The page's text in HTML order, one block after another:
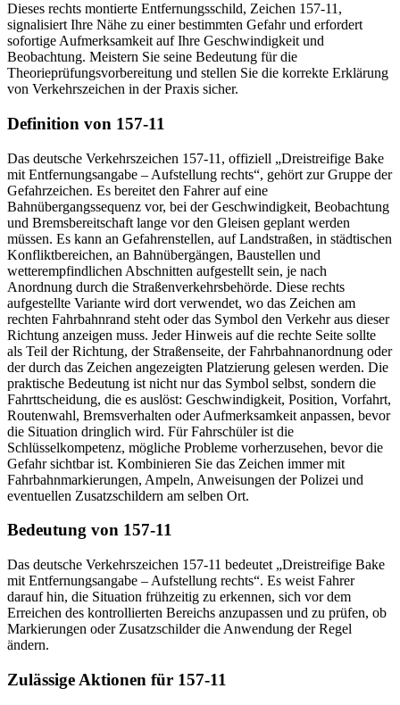
Dieses rechts montierte Entfernungsschild, Zeichen 157-11,
signalisiert Ihre Nähe zu einer bestimmten Gefahr und erfordert
sofortige Aufmerksamkeit auf Ihre Geschwindigkeit und
Beobachtung. Meistern Sie seine Bedeutung für die
Theorieprüfungsvorbereitung und stellen Sie die korrekte Erklärung
von Verkehrszeichen in der Praxis sicher.
Definition von 157-11
Das deutsche Verkehrszeichen 157-11, offiziell „Dreistreifige Bake
mit Entfernungsangabe – Aufstellung rechts“, gehört zur Gruppe der
Gefahrzeichen. Es bereitet den Fahrer auf eine
Bahnübergangssequenz vor, bei der Geschwindigkeit, Beobachtung
und Bremsbereitschaft lange vor den Gleisen geplant werden
müssen. Es kann an Gefahrenstellen, auf Landstraßen, in städtischen
Konfliktbereichen, an Bahnübergängen, Baustellen und
wetterempfindlichen Abschnitten aufgestellt sein, je nach
Anordnung durch die Straßenverkehrsbehörde. Diese rechts
aufgestellte Variante wird dort verwendet, wo das Zeichen am
rechten Fahrbahnrand steht oder das Symbol den Verkehr aus dieser
Richtung anzeigen muss. Jeder Hinweis auf die rechte Seite sollte
als Teil der Richtung, der Straßenseite, der Fahrbahnanordnung oder
der durch das Zeichen angezeigten Platzierung gelesen werden. Die
praktische Bedeutung ist nicht nur das Symbol selbst, sondern die
Fahrttscheidung, die es auslöst: Geschwindigkeit, Position, Vorfahrt,
Routenwahl, Bremsverhalten oder Aufmerksamkeit anpassen, bevor
die Situation dringlich wird. Für Fahrschüler ist die
Schlüsselkompetenz, mögliche Probleme vorherzusehen, bevor die
Gefahr sichtbar ist. Kombinieren Sie das Zeichen immer mit
Fahrbahnmarkierungen, Ampeln, Anweisungen der Polizei und
eventuellen Zusatzschildern am selben Ort.
Bedeutung von 157-11
Das deutsche Verkehrszeichen 157-11 bedeutet „Dreistreifige Bake
mit Entfernungsangabe – Aufstellung rechts“. Es weist Fahrer
darauf hin, die Situation frühzeitig zu erkennen, sich vor dem
Erreichen des kontrollierten Bereichs anzupassen und zu prüfen, ob
Markierungen oder Zusatzschilder die Anwendung der Regel
ändern.
Zulässige Aktionen für 157-11